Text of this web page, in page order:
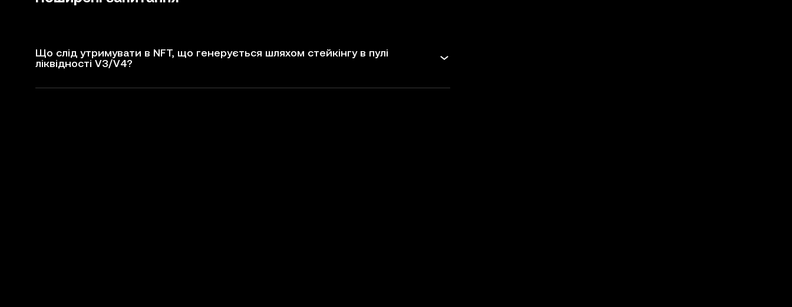
Що слід утримувати в NFT, що генерується шляхом стейкінгу в пулі
ліквідності V3/V4?